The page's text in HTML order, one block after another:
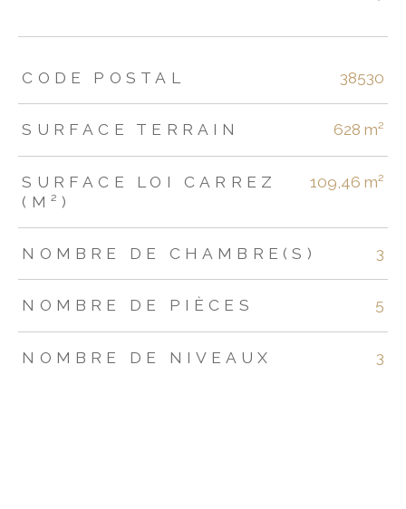
TRAD_ZEPHYR_Caracteristique TRAD_ZEPHYR_Valeurs
CODE POSTAL 38530
SURFACE TERRAIN 628 m²
SURFACE LOI CARREZ
(M²)
109,46 m²
NOMBRE DE CHAMBRE(S) 3
NOMBRE DE PIÈCES 5
NOMBRE DE NIVEAUX 3